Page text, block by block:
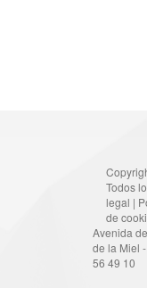
Todos
legal |
de
Avenida
de la Miel
56 49 10